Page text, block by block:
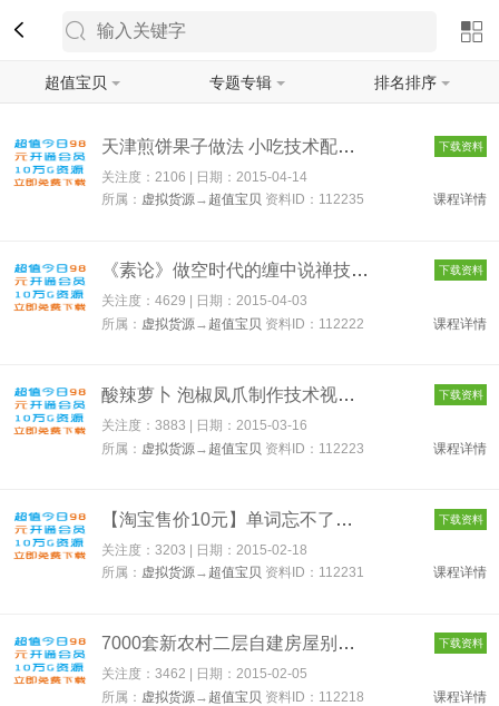
超值宝贝 专题专辑 排名排序
天津煎饼果子做法 小吃技术配方 全网独家秘制酱料 全程指导包会 ... 下载资料
关注度：2106 | 日期： 2015-04-14
所属： 虚拟货源→ 超值宝贝 资料ID：112235 课程详情
《素论》做空时代的缠中说禅技术理论全套 股票高级视频教程 1122... 下载资料
关注度：4629 | 日期：2015-04-03
所属： 虚拟货源→ 超值宝贝 资料ID：112222 课程详情
酸辣萝卜 泡椒凤爪制作技术视频+文字配方 112223 下载资料
关注度：3883 | 日期：2015-03-16
所属： 虚拟货源→ 超值宝贝 资料ID：112223 课程详情
【淘宝售价10元】单词忘不了【官方正版】 英语视频 8DVD 112231 下载资料
关注度：3203 | 日期： 2015-02-18
所属： 虚拟货源→ 超值宝贝 资料ID：112231 课程详情
7000套新农村二层自建房屋别墅建筑CAD施工设计图纸效果图大全 11... 下载资料
关注度：3462 | 日期：2015-02-05
所属： 虚拟货源→ 超值宝贝 资料ID：112218 课程详情